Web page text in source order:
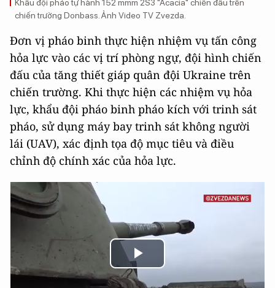
Khẩu đội pháo tự hành 152 mmm 2S3 "Acacia" chiến đấu trên
chiến trường Donbass. Ảnh Video TV Zvezda.
Đơn vị pháo binh thực hiện nhiệm vụ tấn công
hỏa lực vào các vị trí phòng ngự, đội hình chiến
đấu của tăng thiết giáp quân đội Ukraine trên
chiến trường. Khi thực hiện các nhiệm vụ hỏa
lực, khẩu đội pháo binh pháo kích với trinh sát
pháo, sử dụng máy bay trinh sát không người
lái (UAV), xác định tọa độ mục tiêu và điều
chỉnh độ chính xác của hỏa lực.
Play